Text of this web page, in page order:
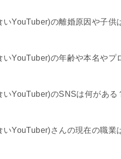
いYouTuber)の離婚原因や子供
いYouTuber)の年齢や本名やプ
いYouTuber)のSNSは何がある
いYouTuber)さんの現在の職業